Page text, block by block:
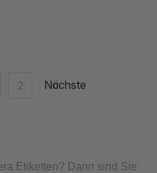
2 Nächste
Etiketten? Dann sind Sie